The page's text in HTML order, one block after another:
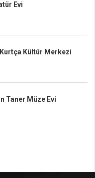
Evi
Kültür Merkezi
Taner Müze Evi